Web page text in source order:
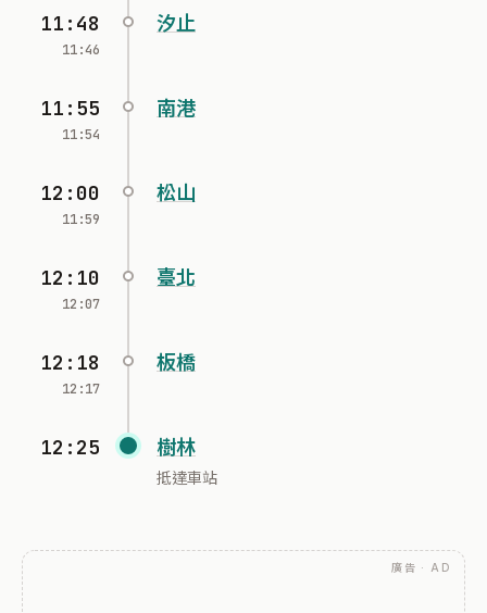
11:48
11:46
汐止
11:55
11:54
南港
12:00
11:59
松山
12:10
12:07
臺北
12:18
12:17
板橋
12:25 樹林
抵達車站
廣告 · AD